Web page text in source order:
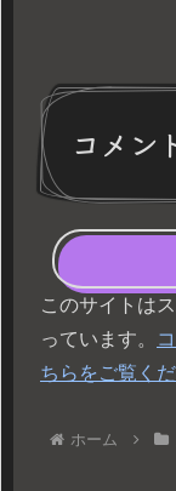
コメン
このサイトは
っています。
ちらをご覧く
ホーム